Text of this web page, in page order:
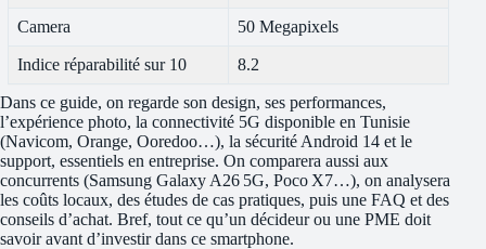
Camera 50 Megapixels
Indice réparabilité sur 10 8.2
Dans ce guide, on regarde son design, ses performances,
l’expérience photo, la connectivité 5G disponible en Tunisie
(Navicom, Orange, Ooredoo…), la sécurité Android 14 et le
support, essentiels en entreprise. On comparera aussi aux
concurrents (Samsung Galaxy A26 5G, Poco X7…), on analysera
les coûts locaux, des études de cas pratiques, puis une FAQ et des
conseils d’achat. Bref, tout ce qu’un décideur ou une PME doit
savoir avant d’investir dans ce smartphone.